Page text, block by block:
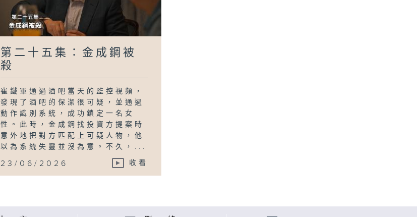
第二十五集：金成鋼被
殺
崔鐵軍通過酒吧當天的監控視頻，
發現了酒吧的保潔很可疑，並通過
動作識別系統，成功鎖定一名女
性。此時，金成鋼找投資方提案時
意外地把對方匹配上可疑人物，他
以為系統失靈並沒為意。不久，...
23/06/2026 收看